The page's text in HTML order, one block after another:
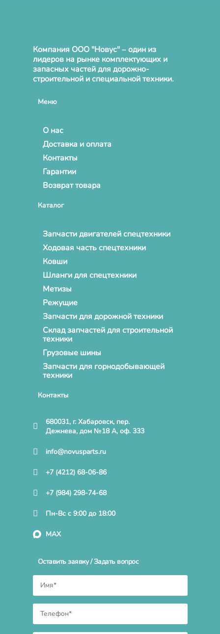
Компания ООО "Новус" – один из
лидеров на рынке комплектующих и
запасных частей для дорожно-
строительной и специальной техники.
Меню
О нас
Доставка и оплата
Контакты
Гарантии
Возврат товара
Каталог
Запчасти двигателей спецтехники
Ходовая часть спецтехники
Ковши
Шланги для спецтехники
Метизы
Режущие
Запчасти для дорожной техники
Склад запчастей для строительной
техники
Грузовые шины
Запчасти для горнодобывающей
техники
Контакты
680031, г. Хабаровск, пер.
Дежнева, дом №18 А, оф. 333
info@novusparts.ru
+7 (4212) 68-06-86
+7 (984) 298-74-68
Пн-Вс с 9:00 до 18:00
MAX
Оставить заявку / Задать вопрос